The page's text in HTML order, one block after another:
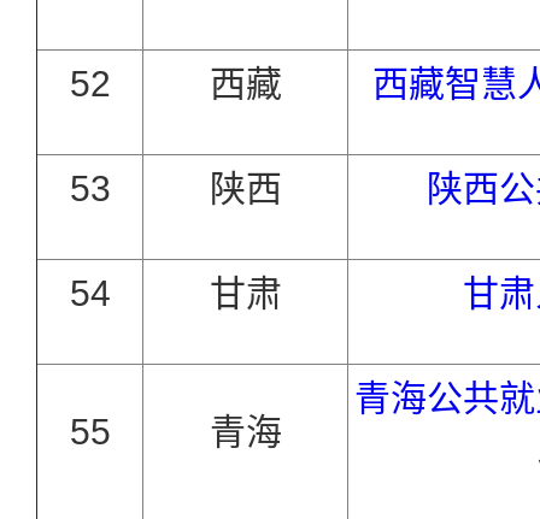
52 西藏 西藏智慧
53 陕西 陕西
54 甘肃 甘
55 青海
青海公共